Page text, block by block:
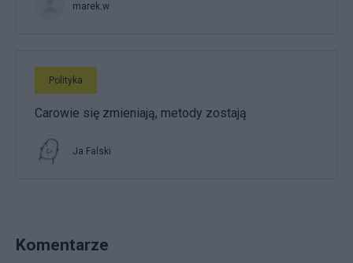
marek.w
Polityka
Carowie się zmieniają, metody zostają
Ja Falski
Komentarze